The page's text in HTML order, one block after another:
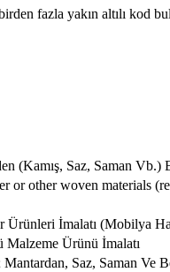
fazla yakın altılı kod
(Kamış, Saz, Saman Vb.)
or other woven materials
İmalatı (Mobilya
Ürünü İmalatı
Saz, Saman Ve